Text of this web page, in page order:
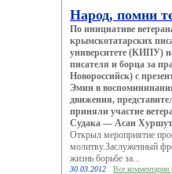
Народ, помни
По инициативе
крымскотатарских
университете (КИПУ)
писателя и борца за
Новороссийск) с
Эмин в
движения,
приняли участие
Судака — Асан
Открыл мероприятие
молитву.Заслуженный
жизнь борьбе за...
30.03.2012 Все комментарии